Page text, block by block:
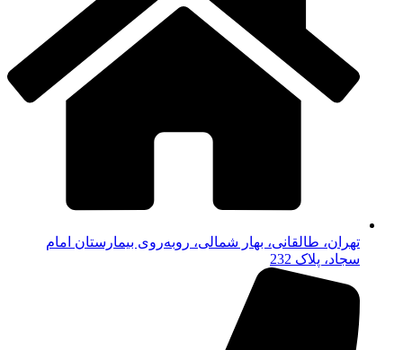
تهران، طالقانی، بهار شمالی، روبه‌روی بیمارستان امام
سجاد، پلاک 232